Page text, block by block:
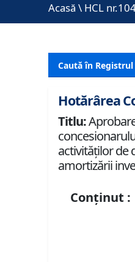
Acasă \ HCL
Caută în
Hotărârea
Titlu:
activităţilor de
amortizării
Conținut :